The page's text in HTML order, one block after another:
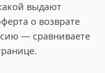
выдают
о возврате
— сравниваете